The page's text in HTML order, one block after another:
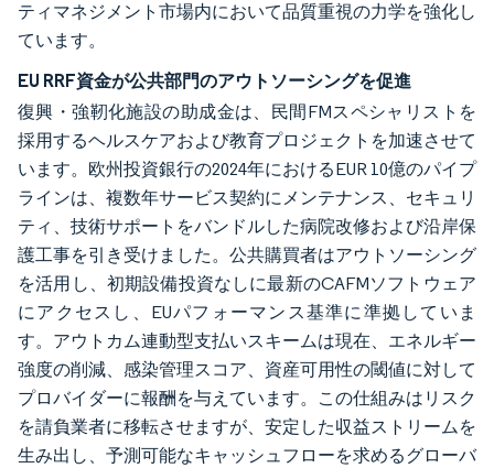
ティマネジメント市場内において品質重視の力学を強化し
ています。
EU RRF資金が公共部門のアウトソーシングを促進
復興・強靭化施設の助成金は、民間FMスペシャリストを
採用するヘルスケアおよび教育プロジェクトを加速させて
います。欧州投資銀行の2024年におけるEUR 10億のパイプ
ラインは、複数年サービス契約にメンテナンス、セキュリ
ティ、技術サポートをバンドルした病院改修および沿岸保
護工事を引き受けました。公共購買者はアウトソーシング
を活用し、初期設備投資なしに最新のCAFMソフトウェア
にアクセスし、EUパフォーマンス基準に準拠していま
す。アウトカム連動型支払いスキームは現在、エネルギー
強度の削減、感染管理スコア、資産可用性の閾値に対して
プロバイダーに報酬を与えています。この仕組みはリスク
を請負業者に移転させますが、安定した収益ストリームを
生み出し、予測可能なキャッシュフローを求めるグローバ